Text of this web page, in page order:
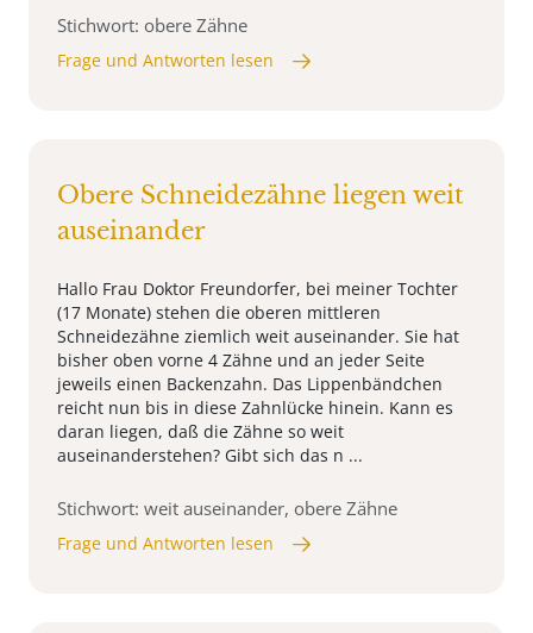
Stichwort: obere Zähne
Frage und Antworten lesen
Obere Schneidezähne liegen weit
auseinander
Hallo Frau Doktor Freundorfer, bei meiner Tochter
(17 Monate) stehen die oberen mittleren
Schneidezähne ziemlich weit auseinander. Sie hat
bisher oben vorne 4 Zähne und an jeder Seite
jeweils einen Backenzahn. Das Lippenbändchen
reicht nun bis in diese Zahnlücke hinein. Kann es
daran liegen, daß die Zähne so weit
auseinanderstehen? Gibt sich das n ...
Stichwort: weit auseinander, obere Zähne
Frage und Antworten lesen